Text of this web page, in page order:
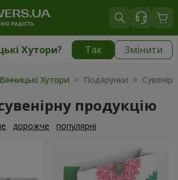
Хутори? Так Змінити
Хутори|безкоштовно
Хутори > Подарунки >
продукцію
дорожче популярні